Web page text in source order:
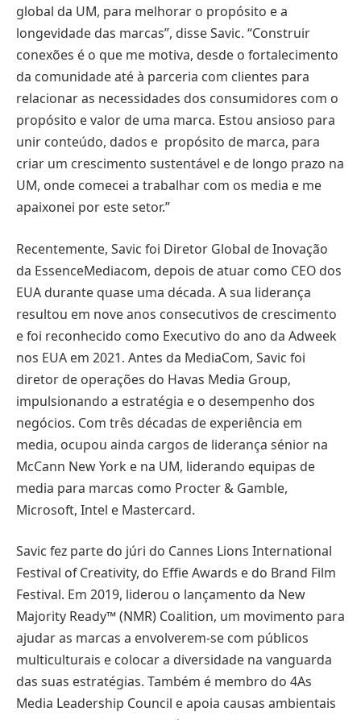
global da UM, para melhorar o propósito e a
longevidade das marcas”, disse Savic. “Construir
conexões é o que me motiva, desde o fortalecimento
da comunidade até à parceria com clientes para
relacionar as necessidades dos consumidores com o
propósito e valor de uma marca. Estou ansioso para
unir conteúdo, dados e propósito de marca, para
criar um crescimento sustentável e de longo prazo na
UM, onde comecei a trabalhar com os media e me
apaixonei por este setor.”
Recentemente, Savic foi Diretor Global de Inovação
da EssenceMediacom, depois de atuar como CEO dos
EUA durante quase uma década. A sua liderança
resultou em nove anos consecutivos de crescimento
e foi reconhecido como Executivo do ano da Adweek
nos EUA em 2021. Antes da MediaCom, Savic foi
diretor de operações do Havas Media Group,
impulsionando a estratégia e o desempenho dos
negócios. Com três décadas de experiência em
media, ocupou ainda cargos de liderança sénior na
McCann New York e na UM, liderando equipas de
media para marcas como Procter & Gamble,
Microsoft, Intel e Mastercard.
Savic fez parte do júri do Cannes Lions International
Festival of Creativity, do Effie Awards e do Brand Film
Festival. Em 2019, liderou o lançamento da New
Majority Ready™ (NMR) Coalition, um movimento para
ajudar as marcas a envolverem-se com públicos
multiculturais e colocar a diversidade na vanguarda
das suas estratégias. Também é membro do 4As
Media Leadership Council e apoia causas ambientais